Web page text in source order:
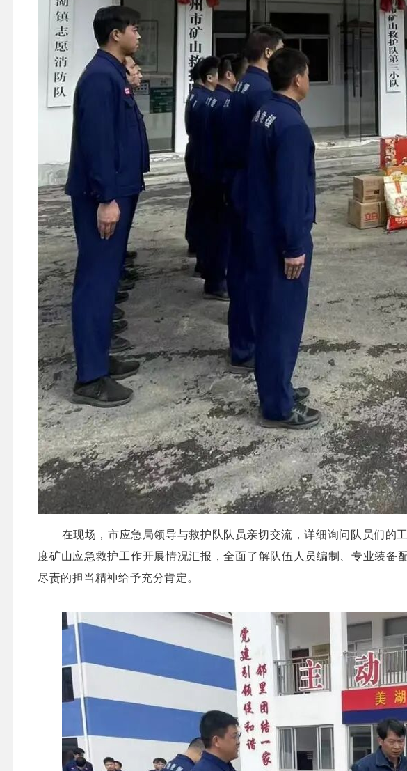
在现场，市应急局领导与救护 队队 员亲切交流，详细询问队员们的
度矿山应急救护工作开展情况汇报，全面了解队伍人员编制、专业装
尽责的担当精神给予充分肯定。